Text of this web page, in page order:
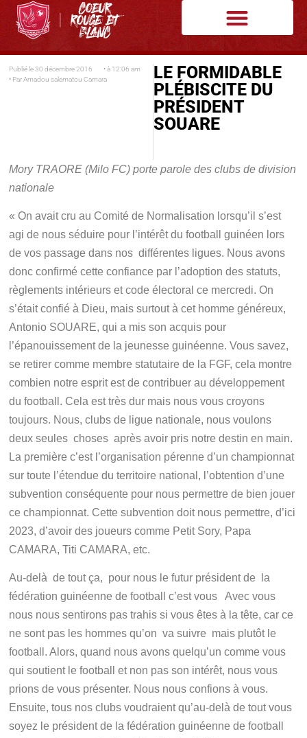
Publié le 30 décembre 2016 • à 12:06 am
• ParAmadou salematou Camara
LE FORMIDABLE
PLÉBISCITE DU
PRÉSIDENT
SOUARE
Mory TRAORE (Milo FC) porte parole des clubs de division
nationale
« On avait cru au Comité de Normalisation lorsqu’il s’est
agi de nous séduire pour l’intérêt du football guinéen lors
de vos passage dans nos différentes ligues. Nous avons
donc confirmé cette confiance par l’adoption des statuts,
règlements intérieurs et code électoral ce mercredi. On
s’était confié à Dieu, mais surtout à cet homme généreux,
Antonio SOUARE, qui a mis son acquis pour
l’épanouissement de la jeunesse guinéenne. Vous savez,
se retirer comme membre statutaire de la FGF, cela montre
combien notre esprit est de contribuer au développement
du football. Cela est très dur mais nous vous croyons
toujours. Nous, clubs de ligue nationale, nous voulons
deux seules choses après avoir pris notre destin en main.
La première c’est l’organisation pérenne d’un championnat
sur toute l’étendue du territoire national, l’obtention d’une
subvention conséquente pour nous permettre de bien jouer
ce championnat. Cette subvention doit nous permettre, d’ici
2023, d’avoir des joueurs comme Petit Sory, Papa
CAMARA, Titi CAMARA, etc.
Au-delà de tout ça, pour nous le futur président de la
fédération guinéenne de football c’est vous Avec vous
nous nous sentirons pas trahis si vous êtes à la tête, car ce
ne sont pas les hommes qu’on va suivre mais plutôt le
football. Alors, quand nous avons quelqu’un comme vous
qui soutient le football et non pas son intérêt, nous vous
prions de vous présenter. Nous nous confions à vous.
Ensuite, tous nos clubs voudraient qu’au-delà de tout vous
soyez le président de la fédération guinéenne de football